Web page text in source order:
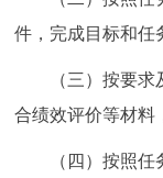
件，完成目标和任
（三）按要求及
合绩效评价等材料
（四）按照任务